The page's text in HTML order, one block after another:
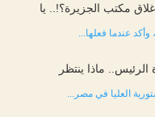
مكتب الجزيرة؟!.. يا
عندما فعلها...
ماذا ينتظر
العليا في مصر...